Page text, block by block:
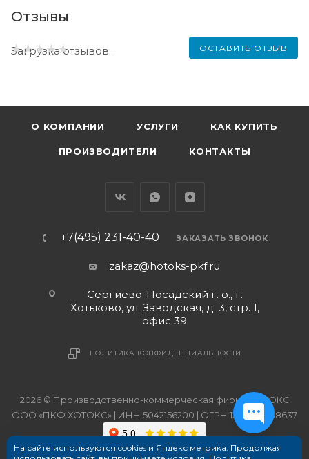
Отзывы
ОСТАВИТЬ ОТЗЫВ
Загрузка отзывов...
О КОМПАНИИ УСЛУГИ КАК КУПИТЬ
ПРОИЗВОДИТЕЛИ КОНТАКТЫ
+7(495) 231-40-40 ЗАКАЗАТЬ ЗВОНОК
zakaz@hotoks-pkf.ru
Сергиево-Посадский г. о., г.
Хотьково, ул. Заводская, д. 3, стр. 1,
офис 39
ПОЛИТИКА КОНФИДЕНЦИАЛЬНОСТИ
2026 © Производственно-коммерческая фирма ХОТОКС
ООО «ПКФ ХОТОКС» | ИНН 5042156200 | ОГРН 1215000038637
На сайте используются cookies и Яндекс метрика. Продолжая